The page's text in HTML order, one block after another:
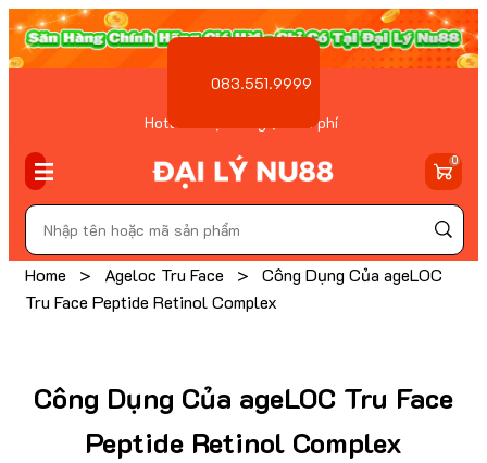
Hotline Đặt hàng ( Miễn phí
083.551.9999
0
Home > Ageloc Tru Face >
Công Dụng Của ageLOC
Tru Face Peptide Retinol Complex
Công Dụng Của ageLOC Tru Face
Peptide Retinol Complex